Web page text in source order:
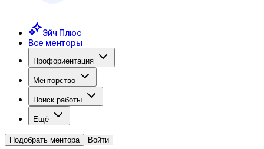
Эйч Плюс
Все менторы
Профориентация
Менторство
Поиск работы
Ещё
Подобрать ментора Войти